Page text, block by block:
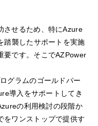
させるため、特にAzure
踏襲したサポートを実施
要です。そこでAZPower
グラムのゴールドパー
導入をサポートしてき
の利用検討の段階か
をワンストップで提供す